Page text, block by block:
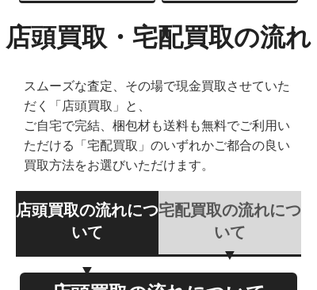
店頭買取・宅配買取の流れ
スムーズな査定、その場で現金買取させていた
だく「店頭買取」と、
ご自宅で完結、梱包材も送料も無料でご利用い
ただける「宅配買取」のいずれかご都合の良い
買取方法をお選びいただけます。
店頭買取の流れにつ
いて
宅配買取の流れにつ
いて